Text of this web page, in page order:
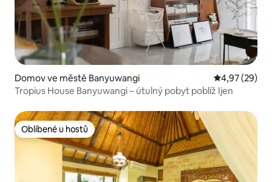
Domov ve městě Banyuwangi Průměrné
4,97 (29)
Tropius House Banyuwangi – útulný pobyt poblíž Ijen
Oblíbené u hostů
Oblíbené u hostů